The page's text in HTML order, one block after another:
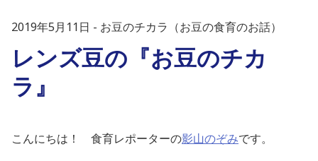
2019年5月11日 お豆のチカラ（お豆の食育のお話）
レンズ豆の『お豆のチカ
ラ』
こんにちは！ 食育レポーターの影山のぞみです。